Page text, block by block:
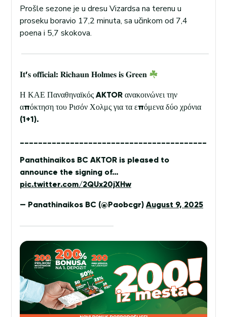
Prošle sezone je u dresu Vizardsa na terenu u
proseku boravio 17,2 minuta, sa učinkom od 7,4
poena i 5,7 skokova.
𝐈𝐭’𝐬 𝐨𝐟𝐟𝐢𝐜𝐢𝐚𝐥: 𝐑𝐢𝐜𝐡𝐚𝐮𝐧 𝐇𝐨𝐥𝐦𝐞𝐬 𝐢𝐬 𝐆𝐫𝐞𝐞𝐧
Η ΚΑΕ Παναθηναϊκός AKTOR ανακοινώνει την
απόκτηση του Ρισόν Χολμς για τα επόμενα δύο χρόνια
(1+1).
Panathinaikos BC AKTOR is pleased to
announce the signing of…
pic.twitter.com/2QUx20jXHw
— Panathinaikos BC (@Paobcgr) August 9, 2025